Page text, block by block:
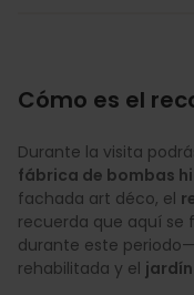
Cómo es el
Durante la visita
fábrica de bombas
fachada art déco, el
recuerda que aquí
durante este
rehabilitada y el